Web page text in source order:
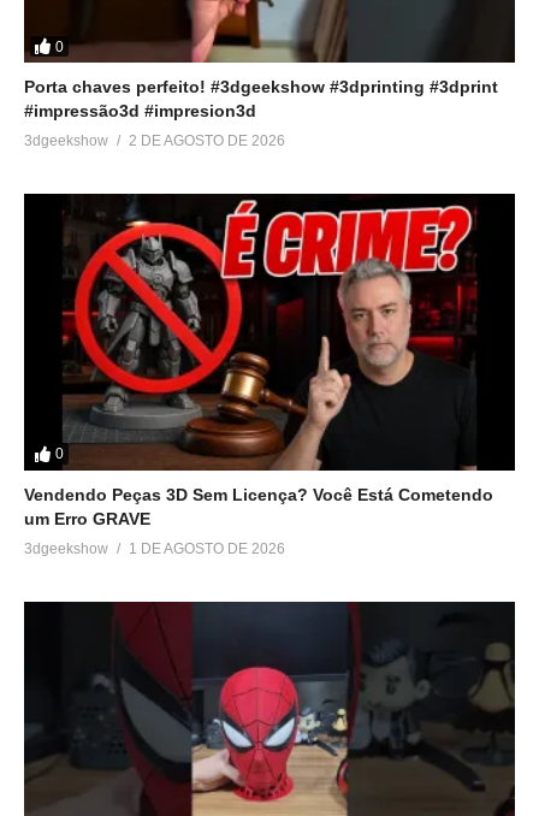
0
Porta chaves perfeito! #3dgeekshow #3dprinting #3dprint
#impressão3d #impresion3d
3dgeekshow 2 DE AGOSTO DE 2026
0
Vendendo Peças 3D Sem Licença? Você Está Cometendo
um Erro GRAVE
3dgeekshow 1 DE AGOSTO DE 2026